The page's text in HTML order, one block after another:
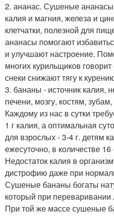
2. ананас. Сушеные ананасы
калия и магния, железа и
клетчатки, полезной для
ананасы помогают
и улучшают настроение.
многих курильщиков
снеки снижают тягу к
3. бананы - источник калия,
печени, мозгу, костям,
Каждому из нас в сутки
1 г калия, а оптимальная
для взрослых - 3-4 г. детям
ежесуточно, в количестве 16
Недостаток калия в
дистрофию даже при
Сушеные бананы богаты
который при переваривании
При той же массе сушеные